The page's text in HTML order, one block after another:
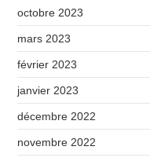
octobre 2023
mars 2023
février 2023
janvier 2023
décembre 2022
novembre 2022